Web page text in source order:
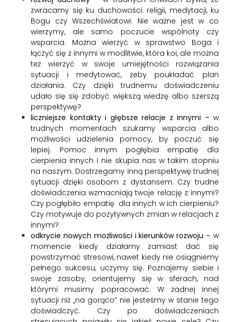
zwracamy się ku duchowości: religii, medytacji, ku
Bogu czy Wszechświatowi. Nie ważne jest w co
wierzymy, ale samo poczucie wspólnoty czy
wsparcia. Można wierzyć w sprawstwo Boga i
łączyć się z innymi w modlitwie, która koi, ale można
też wierzyć w swoje umiejętności rozwiązania
sytuacji i medytować, żeby poukładać plan
działania. Czy dzięki trudnemu doświadczeniu
udało się się zdobyć większą wiedzę albo szerszą
perspektywę?
liczniejsze kontakty i głębsze relacje z innymi – w
trudnych momentach szukamy wsparcia albo
możliwości udzielenia pomocy, by poczuć się
lepiej. Pomoc innym pogłębia empatię dla
cierpienia innych i nie skupia nas w takim stopniu
na naszym. Dostrzegamy inną perspektywę trudnej
sytuacji dzięki osobom z dystansem. Czy trudne
doświadczenia wzmacniają twoje relację z innymi?
Czy pogłębiło empatię dla innych w ich cierpieniu?
Czy motywuje do pozytywnych zmian w relacjach z
innymi?
odkrycie nowych możliwości i kierunków rozwoju – w
momencie kiedy działamy zamiast dać się
powstrzymać stresowi, nawet kiedy nie osiągniemy
pełnego sukcesu, uczymy się. Poznajemy siebie i
swoje zasoby, orientujemy się w sferach, nad
którymi musimy popracować. W żadnej innej
sytuacji niż „na gorąco” nie jesteśmy w stanie tego
doświadczyć. Czy po doświadczeniach